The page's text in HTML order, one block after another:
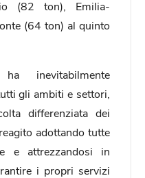
(82 ton), Emilia-
(64 ton) al quinto
ha inevitabilmente
gli ambiti e settori,
differenziata dei
adottando tutte
e attrezzandosi in
i propri servizi